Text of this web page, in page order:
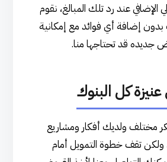
الإضافي عند رد تلك المبالغ، نقوم
إضافة أي فوائد مع إمكانية
قد تحتاجها منا.
كل البنوك
ولديك أفكار ومشاريع
ولكن تقف خطوة التمويل أمام